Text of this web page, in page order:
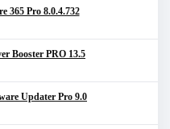
365 Pro 8.0.4.732
Booster PRO 13.5
Updater Pro 9.0